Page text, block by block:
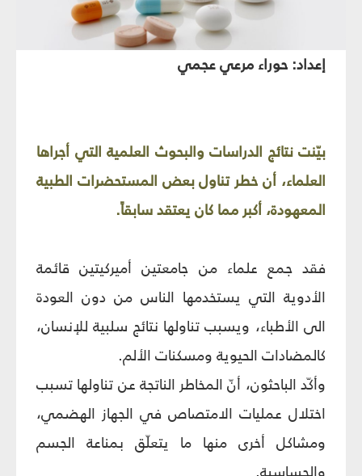
إعداد: حوراء مرعي عجمي
بيّنت نتائج الدراسات والبحوث العلمية التي أجراها
العلماء، أن خطر تناول بعض المستحضرات الطبية
المعهودة، أكبر مما كان يعتقد سابقاً.
فقد جمع علماء من جامعتين أميركيتين قائمة
الأدوية التي يستخدمها الناس من دون العودة
الى الأطباء، ويسبب تناولها نتائج سلبية للإنسان،
كالمضادات الحيوية ومسكنات الألم.
وأكّد الباحثون، أنّ المخاطر الناتجة عن تناولها تسبب
اختلال عمليات الامتصاص في الجهاز الهضمي،
ومشاكل أخرى منها ما يتعلّق بمناعة الجسم